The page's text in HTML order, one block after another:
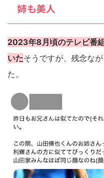
姉も美人
2023年8月頃のテレビ番
いたそうですが、残念な
た。